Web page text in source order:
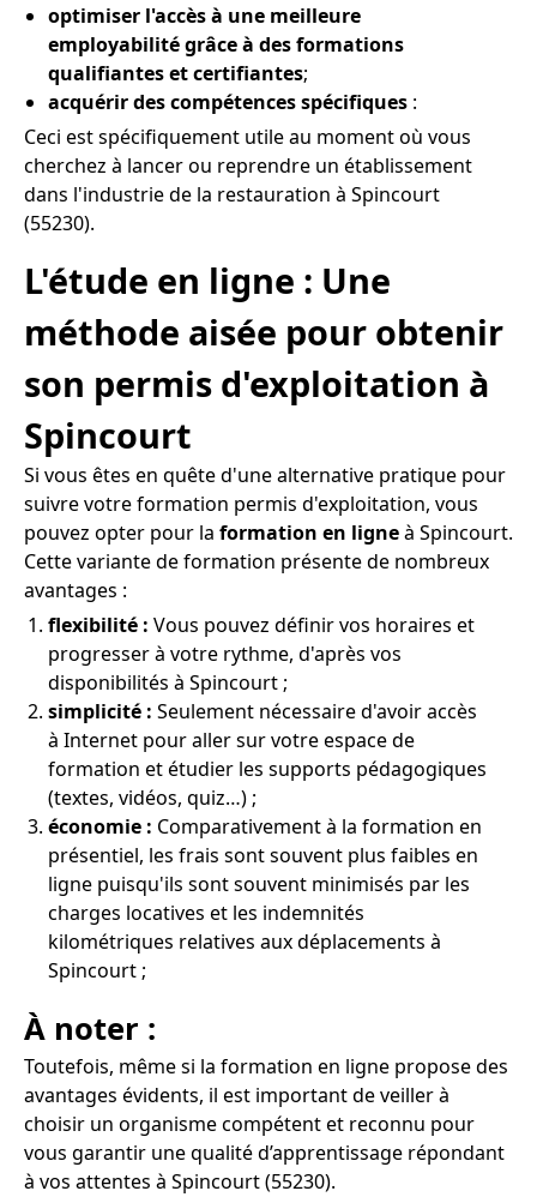
optimiser l'accès à une meilleure
employabilité grâce à des formations
qualifiantes et certifiantes;
acquérir des compétences spécifiques :
Ceci est spécifiquement utile au moment où vous
cherchez à lancer ou reprendre un établissement
dans l'industrie de la restauration à Spincourt
(55230).
L'étude en ligne : Une
méthode aisée pour obtenir
son permis d'exploitation à
Spincourt
Si vous êtes en quête d'une alternative pratique pour
suivre votre formation permis d'exploitation, vous
pouvez opter pour la formation en ligneà Spincourt.
Cette variante de formation présente de nombreux
avantages :
flexibilité : Vous pouvez définir vos horaires et
progresser à votre rythme, d'après vos
disponibilités à Spincourt ;
simplicité : Seulement nécessaire d'avoir accès
à Internet pour aller sur votre espace de
formation et étudier les supports pédagogiques
(textes, vidéos, quiz…) ;
économie : Comparativement à la formation en
présentiel, les frais sont souvent plus faibles en
ligne puisqu'ils sont souvent minimisés par les
charges locatives et les indemnités
kilométriques relatives aux déplacements à
Spincourt ;
À noter :
Toutefois, même si la formation en ligne propose des
avantages évidents, il est important de veiller à
choisir un organisme compétent et reconnu pour
vous garantir une qualité d’apprentissage répondant
à vos attentes à Spincourt (55230).